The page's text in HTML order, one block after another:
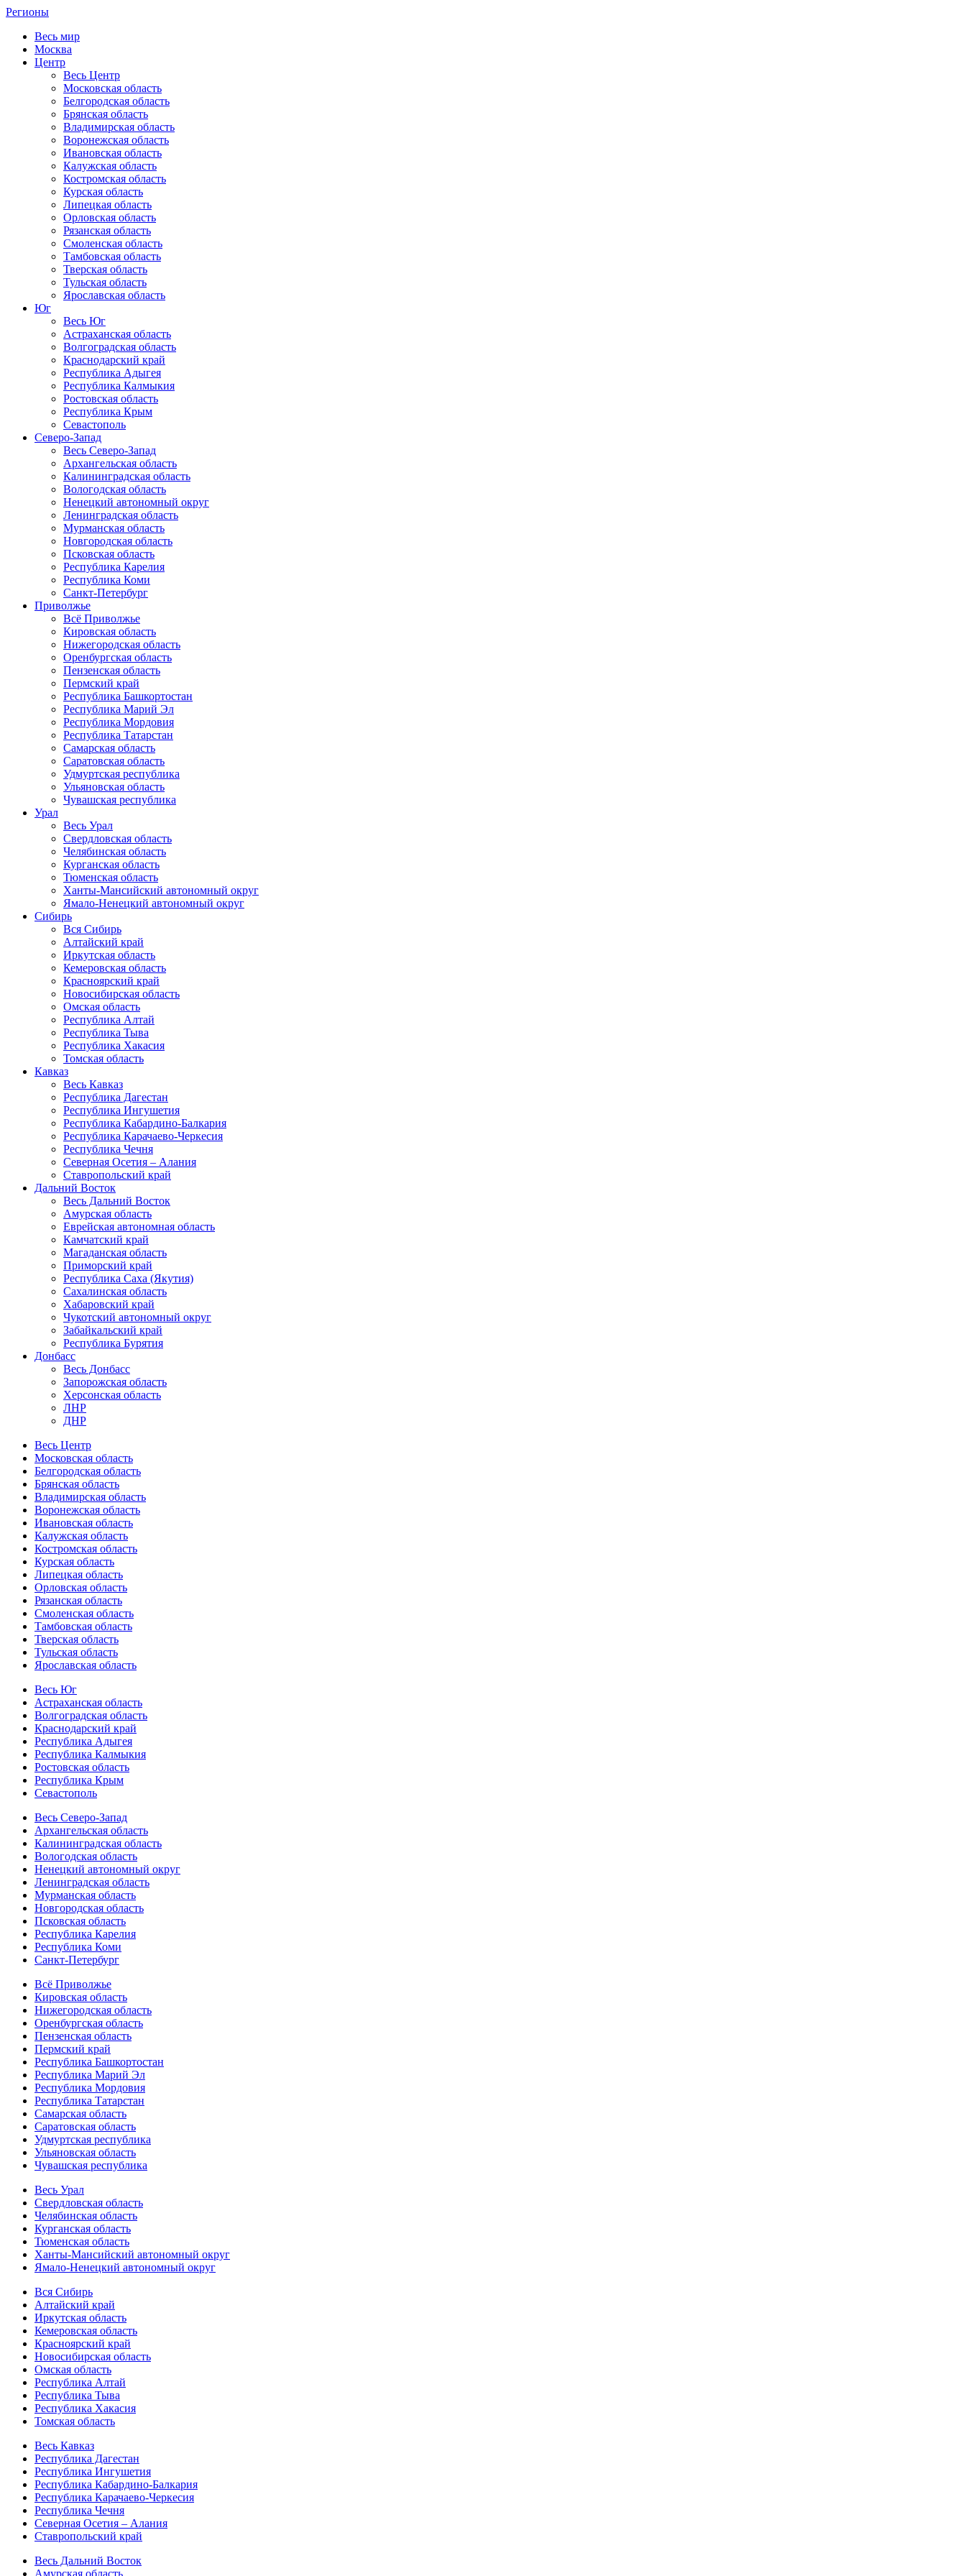
Регионы
Весь мир
Москва
Центр
Весь Центр
Московская область
Белгородская область
Брянская область
Владимирская область
Воронежская область
Ивановская область
Калужская область
Костромская область
Курская область
Липецкая область
Орловская область
Рязанская область
Смоленская область
Тамбовская область
Тверская область
Тульская область
Ярославская область
Юг
Весь Юг
Астраханская область
Волгоградская область
Краснодарский край
Республика Адыгея
Республика Калмыкия
Ростовская область
Республика Крым
Севастополь
Северо-Запад
Весь Северо-Запад
Архангельская область
Калининградская область
Вологодская область
Ненецкий автономный округ
Ленинградская область
Мурманская область
Новгородская область
Псковская область
Республика Карелия
Республика Коми
Санкт-Петербург
Приволжье
Всё Приволжье
Кировская область
Нижегородская область
Оренбургская область
Пензенская область
Пермский край
Республика Башкортостан
Республика Марий Эл
Республика Мордовия
Республика Татарстан
Самарская область
Саратовская область
Удмуртская республика
Ульяновская область
Чувашская республика
Урал
Весь Урал
Свердловская область
Челябинская область
Курганская область
Тюменская область
Ханты-Мансийский автономный округ
Ямало-Ненецкий автономный округ
Сибирь
Вся Сибирь
Алтайский край
Иркутская область
Кемеровская область
Красноярский край
Новосибирская область
Омская область
Республика Алтай
Республика Тыва
Республика Хакасия
Томская область
Кавказ
Весь Кавказ
Республика Дагестан
Республика Ингушетия
Республика Кабардино-Балкария
Республика Карачаево-Черкесия
Республика Чечня
Северная Осетия – Алания
Ставропольский край
Дальний Восток
Весь Дальний Восток
Амурская область
Еврейская автономная область
Камчатский край
Магаданская область
Приморский край
Республика Саха (Якутия)
Сахалинская область
Хабаровский край
Чукотский автономный округ
Забайкальский край
Республика Бурятия
Донбасс
Весь Донбасс
Запорожская область
Херсонская область
ЛНР
ДНР
Весь Центр
Московская область
Белгородская область
Брянская область
Владимирская область
Воронежская область
Ивановская область
Калужская область
Костромская область
Курская область
Липецкая область
Орловская область
Рязанская область
Смоленская область
Тамбовская область
Тверская область
Тульская область
Ярославская область
Весь Юг
Астраханская область
Волгоградская область
Краснодарский край
Республика Адыгея
Республика Калмыкия
Ростовская область
Республика Крым
Севастополь
Весь Северо-Запад
Архангельская область
Калининградская область
Вологодская область
Ненецкий автономный округ
Ленинградская область
Мурманская область
Новгородская область
Псковская область
Республика Карелия
Республика Коми
Санкт-Петербург
Всё Приволжье
Кировская область
Нижегородская область
Оренбургская область
Пензенская область
Пермский край
Республика Башкортостан
Республика Марий Эл
Республика Мордовия
Республика Татарстан
Самарская область
Саратовская область
Удмуртская республика
Ульяновская область
Чувашская республика
Весь Урал
Свердловская область
Челябинская область
Курганская область
Тюменская область
Ханты-Мансийский автономный округ
Ямало-Ненецкий автономный округ
Вся Сибирь
Алтайский край
Иркутская область
Кемеровская область
Красноярский край
Новосибирская область
Омская область
Республика Алтай
Республика Тыва
Республика Хакасия
Томская область
Весь Кавказ
Республика Дагестан
Республика Ингушетия
Республика Кабардино-Балкария
Республика Карачаево-Черкесия
Республика Чечня
Северная Осетия – Алания
Ставропольский край
Весь Дальний Восток
Амурская область